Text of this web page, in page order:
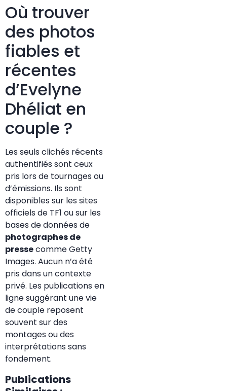
Où trouver
des photos
fiables et
récentes
d’Evelyne
Dhéliat en
couple ?
Les seuls clichés récents
authentifiés sont ceux
pris lors de tournages ou
d’émissions. Ils sont
disponibles sur les sites
officiels de TF1 ou sur les
bases de données de
photographes de
pressecomme Getty
Images. Aucun n’a été
pris dans un contexte
privé. Les publications en
ligne suggérant une vie
de couple reposent
souvent sur des
montages ou des
interprétations sans
fondement.
Publications